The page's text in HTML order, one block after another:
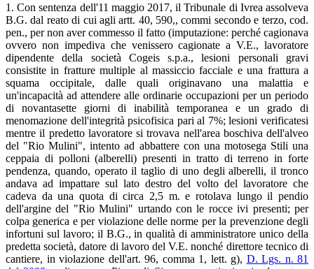
1. Con sentenza dell'11 maggio 2017, il Tribunale di Ivrea assolveva
B.G. dal reato di cui agli artt. 40, 590,, commi secondo e terzo, cod.
pen., per non aver commesso il fatto (imputazione: perché cagionava
ovvero non impediva che venissero cagionate a V.E., lavoratore
dipendente della società Cogeis s.p.a., lesioni personali gravi
consistite in fratture multiple al massiccio facciale e una frattura a
squama occipitale, dalle quali originavano una malattia e
un'incapacità ad attendere alle ordinarie occupazioni per un periodo
di novantasette giorni di inabilità temporanea e un grado di
menomazione dell'integrità psicofisica pari al 7%; lesioni verificatesi
mentre il predetto lavoratore si trovava nell'area boschiva dell'alveo
del "Rio Mulini", intento ad abbattere con una motosega Stili una
ceppaia di polloni (alberelli) presenti in tratto di terreno in forte
pendenza, quando, operato il taglio di uno degli alberelli, il tronco
andava ad impattare sul lato destro del volto del lavoratore che
cadeva da una quota di circa 2,5 m. e rotolava lungo il pendio
dell'argine del "Rio Mulini" urtando con le rocce ivi presenti; per
colpa generica e per violazione delle norme per la prevenzione degli
infortuni sul lavoro; il B.G., in qualità di amministratore unico della
predetta società, datore di lavoro del V.E. nonché direttore tecnico di
cantiere, in violazione dell'art. 96, comma 1, lett. g), D. Lgs. n. 81